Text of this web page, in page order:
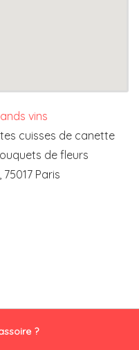
vins
cuisses de canette
de fleurs
Paris
?